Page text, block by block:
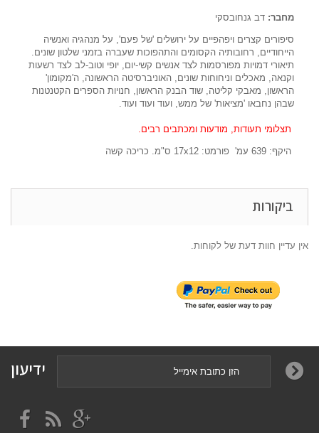
מחבר: דב גנחובסקי
סיפורים קצרים ויפהפיים על ירושלים 'של פעם', על מנהגיה ואנשיה
הייחודיים, רחובותיה הקסומים והתהפוכות שעברה בזמני שלטון שונים.
תיאורי דמויות מפורסמות לצד אנשים קשי-יום, יופי וטוב-לב לצד רשעות
וקנאה, מאכלים וניחוחות שונים, האוניברסיטה הראשונה, ה'מקומון'
הראשון, מאבקי קליטה, שוד הבנק הראשון, חנויות הספרים הקטנטנות
שבהן נחבאו 'מציאות' של ממש, ועוד ועוד ועוד.
תצלומי תעודות, מודעות ומכתבים רבים.
היקף: 639 עמ' פורמט: 17x12 ס"מ. כריכה קשה
ביקורות
אין עדיין חוות דעת של לקוחות.
ידיעון